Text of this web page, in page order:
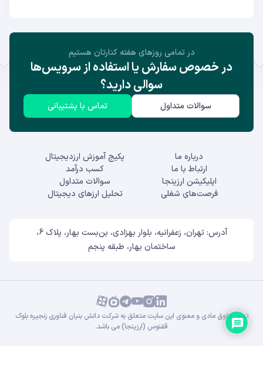
در تمامی روز‌های هفته کنارتان هستیم
در خصوص سفارش یا استفاده از سرویس‌ها
سوالی دارید؟
سوالات متداول تماس با پشتیبانی
درباره ما
ارتباط با ما
اپلیکیشن ارزینجا
فرصت‌های شغلی
پکیج آموزش ارزدیجیتال
کسب درآمد
سوالات متداول
تحلیل ارزهای دیجیتال
آدرس: تهران، زعفرانیه، بلوار بهزادی، بن‌بست بهار، پلاک 6،
ساختمان بهار، طبقه پنجم
تمام حقوق مادی و معنوی این سایت متعلق به شرکت دانش بنیان فناوری زنجیره بلوک
ققنوس (ارزینجا) می باشد.